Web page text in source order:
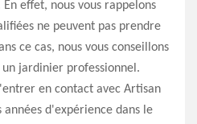
effet, nous vous rappelons
ne peuvent pas prendre
ce cas, nous vous conseillons
jardinier professionnel.
en contact avec Artisan
d'expérience dans le